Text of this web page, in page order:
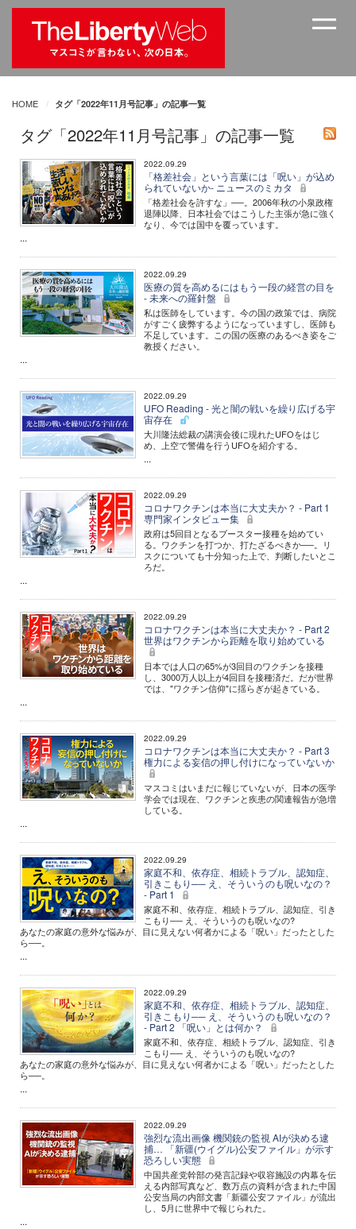
HOME タグ「2022年11月号記事」の記事一覧
タグ「2022年11月号記事」の記事一覧
2022.09.29
「格差社会」という言葉には「呪い」が込め
られていないか- ニュースのミカタ
「格差社会を許すな」──。2006年秋の小泉政権
退陣以降、日本社会ではこうした主張が急に強く
なり、今では国中を覆っています。
...
2022.09.29
医療の質を高めるにはもう一段の経営の目を
- 未来への羅針盤
私は医師をしています。今の国の政策では、病院
がすごく疲弊するようになっていますし、医師も
不足しています。この国の医療のあるべき姿をご
教授ください。
...
2022.09.29
UFO Reading - 光と闇の戦いを繰り広げる宇
宙存在
大川隆法総裁の講演会後に現れたUFOをはじ
め、上空で警備を行うUFOを紹介する。
...
2022.09.29
コロナワクチンは本当に大丈夫か？ - Part 1
専門家インタビュー集
政府は5回目となるブースター接種を始めてい
る。ワクチンを打つか、打たざるべきか──。リ
スクについても十分知った上で、判断したいとこ
ろだ。
...
2022.09.29
コロナワクチンは本当に大丈夫か？ - Part 2
世界はワクチンから距離を取り始めている
日本では人口の65%が3回目のワクチンを接種
し、3000万人以上が4回目を接種済だ。だが世界
では、"ワクチン信仰"に揺らぎが起きている。
...
2022.09.29
コロナワクチンは本当に大丈夫か？ - Part 3
権力による妄信の押し付けになっていないか
マスコミはいまだに報じていないが、日本の医学
学会では現在、ワクチンと疾患の関連報告が急増
している。
...
2022.09.29
家庭不和、依存症、相続トラブル、認知症、
引きこもり── え、そういうのも呪いなの？
- Part 1
家庭不和、依存症、相続トラブル、認知症、引き
こもり── え、そういうのも呪いなの?
あなたの家庭の意外な悩みが、目に見えない何者かによる「呪い」だったとした
ら──。
...
2022.09.29
家庭不和、依存症、相続トラブル、認知症、
引きこもり── え、そういうのも呪いなの？
- Part 2 「呪い」とは何か？
家庭不和、依存症、相続トラブル、認知症、引き
こもり── え、そういうのも呪いなの?
あなたの家庭の意外な悩みが、目に見えない何者かによる「呪い」だったとした
ら──。
...
2022.09.29
強烈な流出画像 機関銃の監視 AIが決める逮
捕… 「新疆(ウイグル)公安ファイル」が示す
恐ろしい実態
中国共産党幹部の発言記録や収容施設の内幕を伝
える内部写真など、数万点の資料が含まれた中国
公安当局の内部文書「新疆公安ファイル」が流出
し、5月に世界中で報じられた。
...